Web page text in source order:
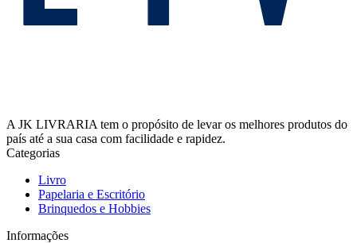
A JK LIVRARIA tem o propósito de levar os melhores produtos do
país até a sua casa com facilidade e rapidez.
Categorias
Livro
Papelaria e Escritório
Brinquedos e Hobbies
Informações